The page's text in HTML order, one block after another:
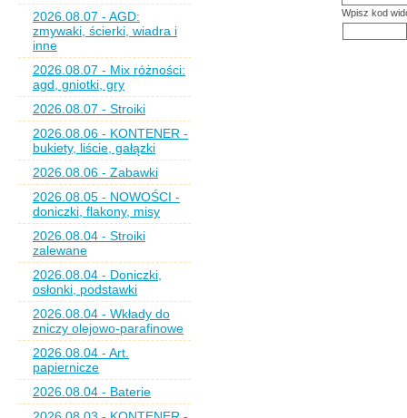
2026.08.07 - AGD:
zmywaki, ścierki, wiadra i
inne
2026.08.07 - Mix różności:
agd, gniotki, gry
2026.08.07 - Stroiki
2026.08.06 - KONTENER -
bukiety, liście, gałązki
2026.08.06 - Zabawki
2026.08.05 - NOWOŚCI -
doniczki, flakony, misy
2026.08.04 - Stroiki
zalewane
2026.08.04 - Doniczki,
osłonki, podstawki
2026.08.04 - Wkłady do
zniczy olejowo-parafinowe
2026.08.04 - Art.
papiernicze
2026.08.04 - Baterie
Wpisz kod